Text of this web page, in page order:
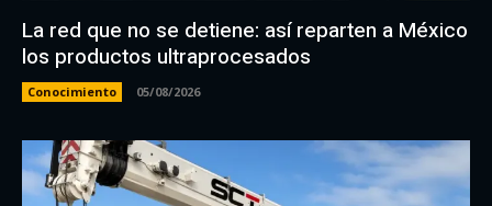
La red que no se detiene: así reparten a México
los productos ultraprocesados
Conocimiento 05/08/2026